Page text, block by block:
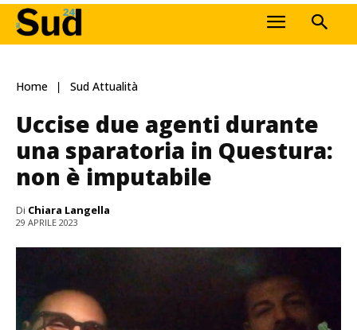
Home Sud Attualità
Uccise due agenti durante
una sparatoria in Questura:
non è imputabile
Di Chiara Langella
29 APRILE 2023